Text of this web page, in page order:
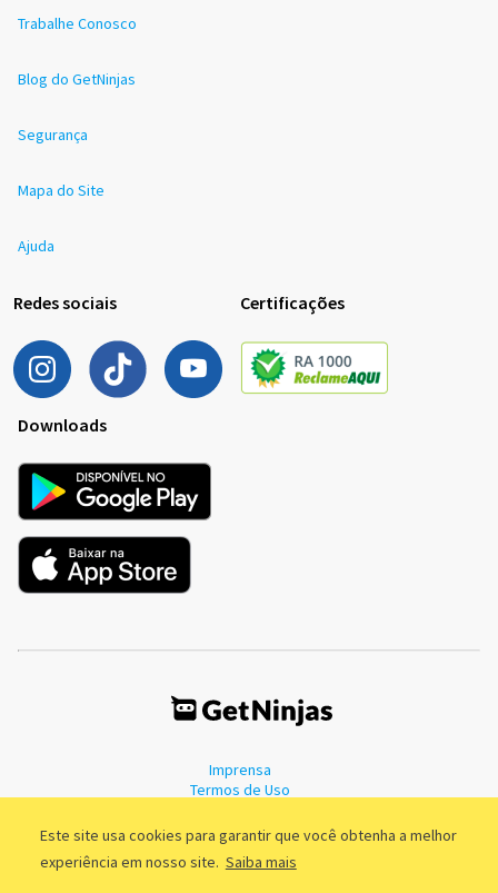
Este site usa cookies para garantir que você obtenha a melhor
experiência em nosso site. Saiba mais
Trabalhe Conosco
Blog do GetNinjas
Segurança
Mapa do Site
Ajuda
Redes sociais Certificações
Downloads
Imprensa
Termos de Uso